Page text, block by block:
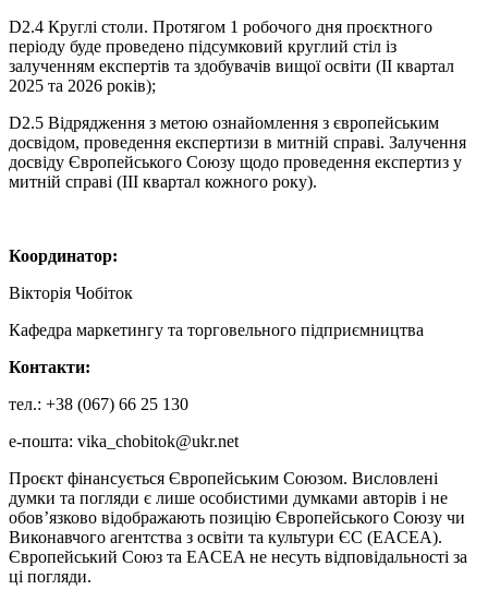
D2.4 Круглі столи. Протягом 1 робочого дня проєктного
періоду буде проведено підсумковий круглий стіл із
залученням експертів та здобувачів вищої освіти (ІІ квартал
2025 та 2026 років);
D2.5 Відрядження з метою ознайомлення з європейським
досвідом, проведення експертизи в митній справі. Залучення
досвіду Європейського Союзу щодо проведення експертиз у
митній справі (ІІІ квартал кожного року).
Координатор:
Вікторія Чобіток
Кафедра маркетингу та торговельного підприємництва
Контакти:
тел.: +38 (067) 66 25 130
e-пошта: vika_chobitok@ukr.net
Проєкт фінансується Європейським Союзом. Висловлені
думки та погляди є лише особистими думками авторів і не
обов’язково відображають позицію Європейського Союзу чи
Виконавчого агентства з освіти та культури ЄС (EACEA).
Європейський Союз та EACEA не несуть відповідальності за
ці погляди.